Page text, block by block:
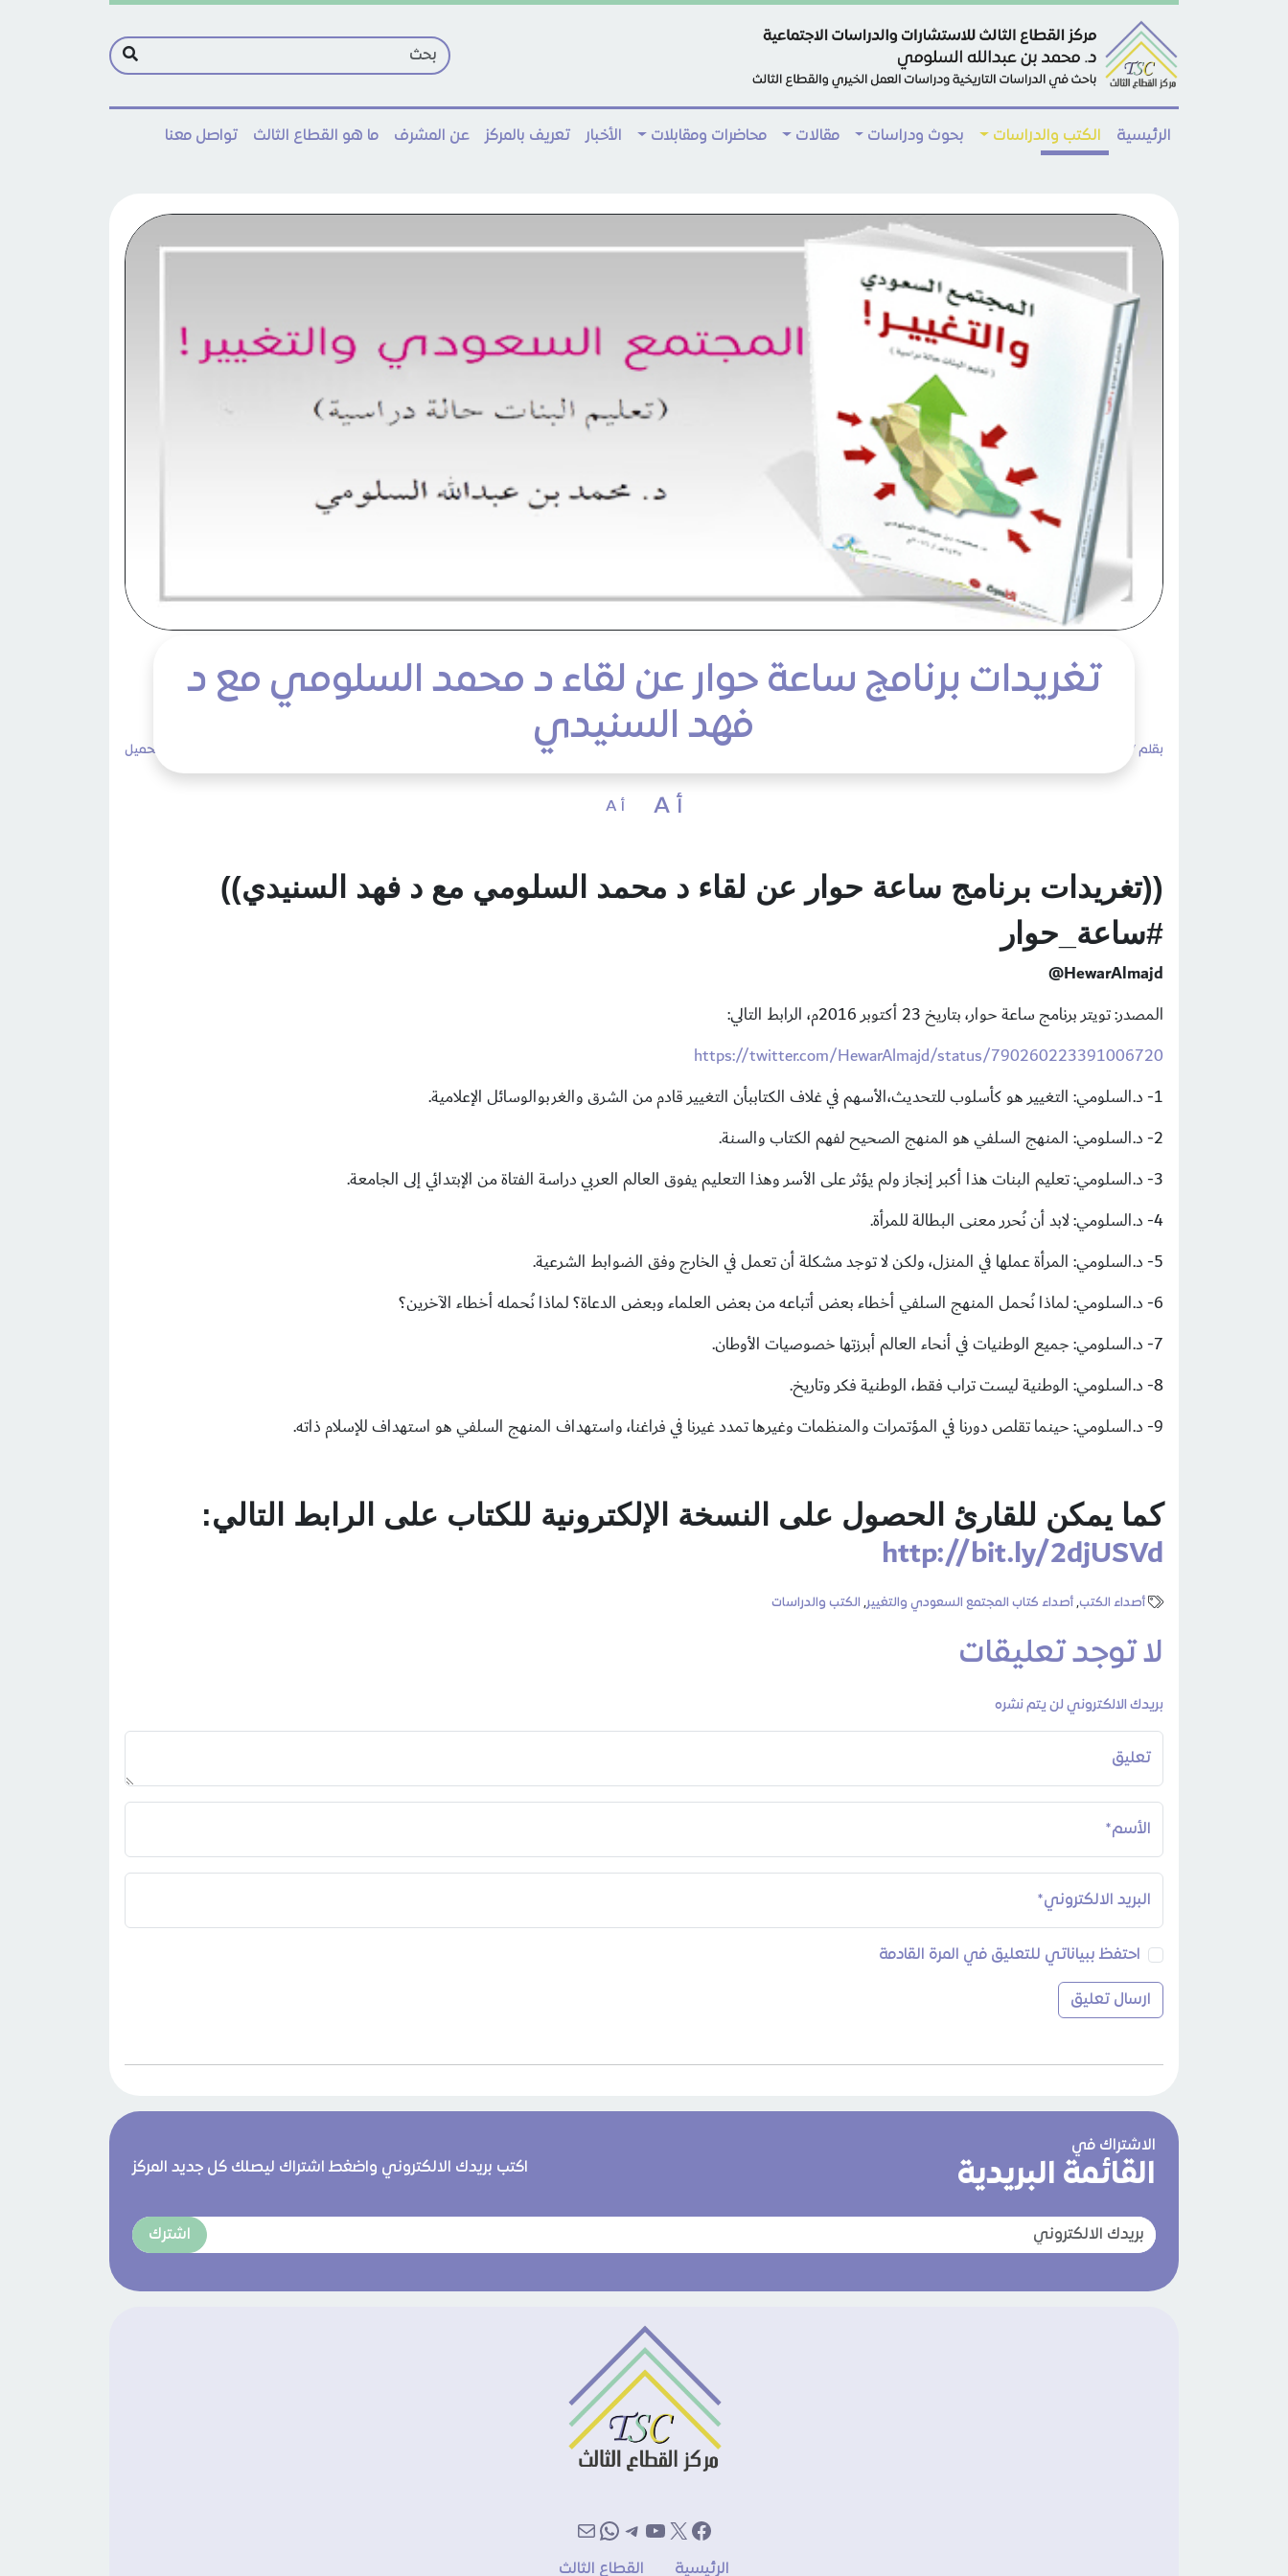
Skip to main content
الرئيسية الكتب والدراسات بحوث ودراسات مقالات محاضرات ومقابلات الأخبار تعريف بالمركز عن المشرف ما هو القطاع الثالث تواصل معنا
تغريدات برنامج ساعة حوار عن لقاء د محمد السلومي مع د
فهد السنيدي
بقلم / تحميل
أ A أ A
((تغريدات برنامج ساعة حوار عن لقاء د محمد السلومي مع د فهد السنيدي))
#ساعة_حوار
HewarAlmajd
@
المصدر: تويتر برنامج ساعة حوار، بتاريخ 23 أكتوبر 2016م، الرابط التالي:
https://twitter.com/HewarAlmajd/status/790260223391006720
1- د.السلومي: التغيير هو كأسلوب للتحديث،الأسهم في غلاف الكتاببأن التغيير قادم من الشرق والغربوالوسائل الإعلامية.
2- د.السلومي: المنهج السلفي هو المنهج الصحيح لفهم الكتاب والسنة.
3- د.السلومي: تعليم البنات هذا أكبر إنجاز ولم يؤثر على الأسر وهذا التعليم يفوق العالم العربي دراسة الفتاة من الإبتدائي إلى الجامعة.
4- د.السلومي: لابد أن نُحرر معنى البطالة للمرأة.
5- د.السلومي: المرأة عملها في المنزل، ولكن لا توجد مشكلة أن تعمل في الخارج وفق الضوابط الشرعية.
6- د.السلومي: لماذا نُحمل المنهج السلفي أخطاء بعض أتباعه من بعض العلماء وبعض الدعاة؟ لماذا نُحمله أخطاء الآخرين؟
7- د.السلومي: جميع الوطنيات في أنحاء العالم أبرزتها خصوصيات الأوطان.
8- د.السلومي: الوطنية ليست تراب فقط، الوطنية فكر وتاريخ.
9- د.السلومي: حينما تقلص دورنا في المؤتمرات والمنظمات وغيرها تمدد غيرنا في فراغنا، واستهداف المنهج السلفي هو استهداف للإسلام ذاته.
كما يمكن للقارئ الحصول على النسخة الإلكترونية للكتاب على الرابط التالي:
http://bit.ly/2djUSVd
أصداء الكتب,أصداء كتاب المجتمع السعودي والتغيير, الكتب والدراسات
لا توجد تعليقات
بريدك الالكتروني لن يتم نشره
تعليق
الأسم*
البريد الالكتروني*
احتفظ ببياناتي للتعليق في المرة القادمة
الاشتراك في
القائمة البريدية اكتب بريدك الالكتروني واضغط اشتراك ليصلك كل جديد المركز
اشترك
فيسبوك
إكسيوتيوب
تيليجرام
واتساب
بريد
الرئيسية القطاع الثالث